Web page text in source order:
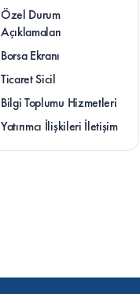
Özel Durum
Açıklamaları
Borsa Ekranı
Ticaret Sicil
Bilgi Toplumu Hizmetleri
Yatırımcı İlişkileri İletişim